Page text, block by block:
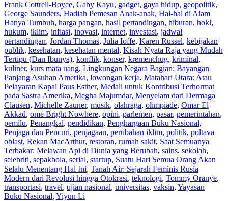
Frank Cottrell-Boyce, Gaby Kayu, gadget, gaya hidup, geopolitik,
George Saunders, Hadiah Pemesan Anak-anak, Hal-hal di Alam
Hanya Tumbuh, harga pangan, hasil pertandingan, hiburan, hoki,
hukum, iklim, inflasi, inovasi, internet, investasi, jadwal
pertandingan, Jordan Thomas, Julia Ioffe, Karen Russel, kebijakan
publik, kesehatan, kesehatan mental, Kisah Nyata Raja yang Mudah
Tertipu (Dan Ibunya), konflik, konser, kremenchug, kriminal,
kuliner, kurs mata uang, Lingkungan Negara Bagian: Bayangan
Panjang Asuhan Amerika, lowongan kerja, Matahari Utara: Atau
Pelayaran Kapal Paus Esther, Medali untuk Kontribusi Terhormat
pada Sastra Amerika, Megha Majumdar, Menyelam dari Dermaga
Clausen, Michelle Zauner, musik, olahraga, olimpiade, Omar El
Akkad, ome Bright Nowhere, opini, parlemen, pasar, pemerintahan,
pemilu, Penangkal, pendidikan, Penghargaan Buku Nasional,
Penjaga dan Pencuri, penjagaan, perubahan iklim, politik, poltava
oblast, Rekan MacArthur, restoran, rumah sakit, Saat Semuanya
Terbakar: Melawan Api di Dunia yang Berubah, sains, sekolah,
selebriti, sepakbola, serial, startup, Suatu Hari Semua Orang Akan
Selalu Menentang Hal Ini, Tanah Air: Sejarah Feminis Rusia
Modern dari Revolusi hingga Otokrasi, teknologi, Tommy Oranye,
transportasi, travel, ujian nasional, universitas, vaksin, Yayasan
Buku Nasional, Yiyun Li